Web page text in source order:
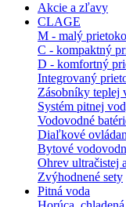
Akcie a zľavy
CLAGE
M - malý
C - kompaktný
D - komfortný
Integrovaný
Zásobníky teplej
Systém pitnej
Vodovodné
Diaľkové
Bytové
Ohrev ultračistej
Zvýhodnené sety
Pitná voda